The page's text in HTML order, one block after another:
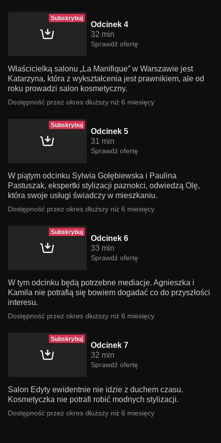
Subskrybuj
Odcinek 4
32 min
Sprawdź ofertę
Właścicielką salonu „La Manifique” w Warszawie jest
Katarzyna, która z wykształcenia jest prawnikiem, ale od
roku prowadzi salon kosmetyczny.
Dostępność przez okres dłuższy niż 6 miesięcy
Subskrybuj
Odcinek 5
31 min
Sprawdź ofertę
W piątym odcinku Sylwia Gołębiewska i Paulina
Pastuszak, ekspertki stylizacji paznokci, odwiedzą Olę,
która swoje usługi świadczy w mieszkaniu.
Dostępność przez okres dłuższy niż 6 miesięcy
Subskrybuj
Odcinek 6
33 min
Sprawdź ofertę
W tym odcinku będą potrzebne mediacje. Agnieszka i
Kamila nie potrafią się bowiem dogadać co do przyszłości
interesu.
Dostępność przez okres dłuższy niż 6 miesięcy
Subskrybuj
Odcinek 7
32 min
Sprawdź ofertę
Salon Edyty ewidentnie nie idzie z duchem czasu.
Kosmetyczka nie potrafi robić modnych stylizacji.
Dostępność przez okres dłuższy niż 6 miesięcy